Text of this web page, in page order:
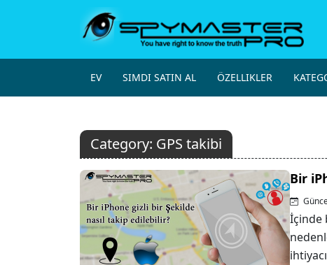
EV SIMDI SATIN AL ÖZELLIKLER
Category: GPS takibi
Bir
İçinde